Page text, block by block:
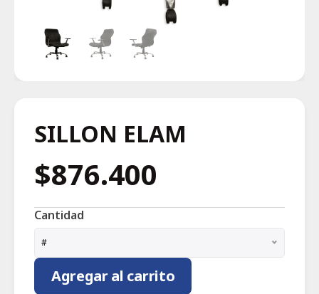
SILLON ELAM
$876.400
Cantidad
#
Agregar al carrito